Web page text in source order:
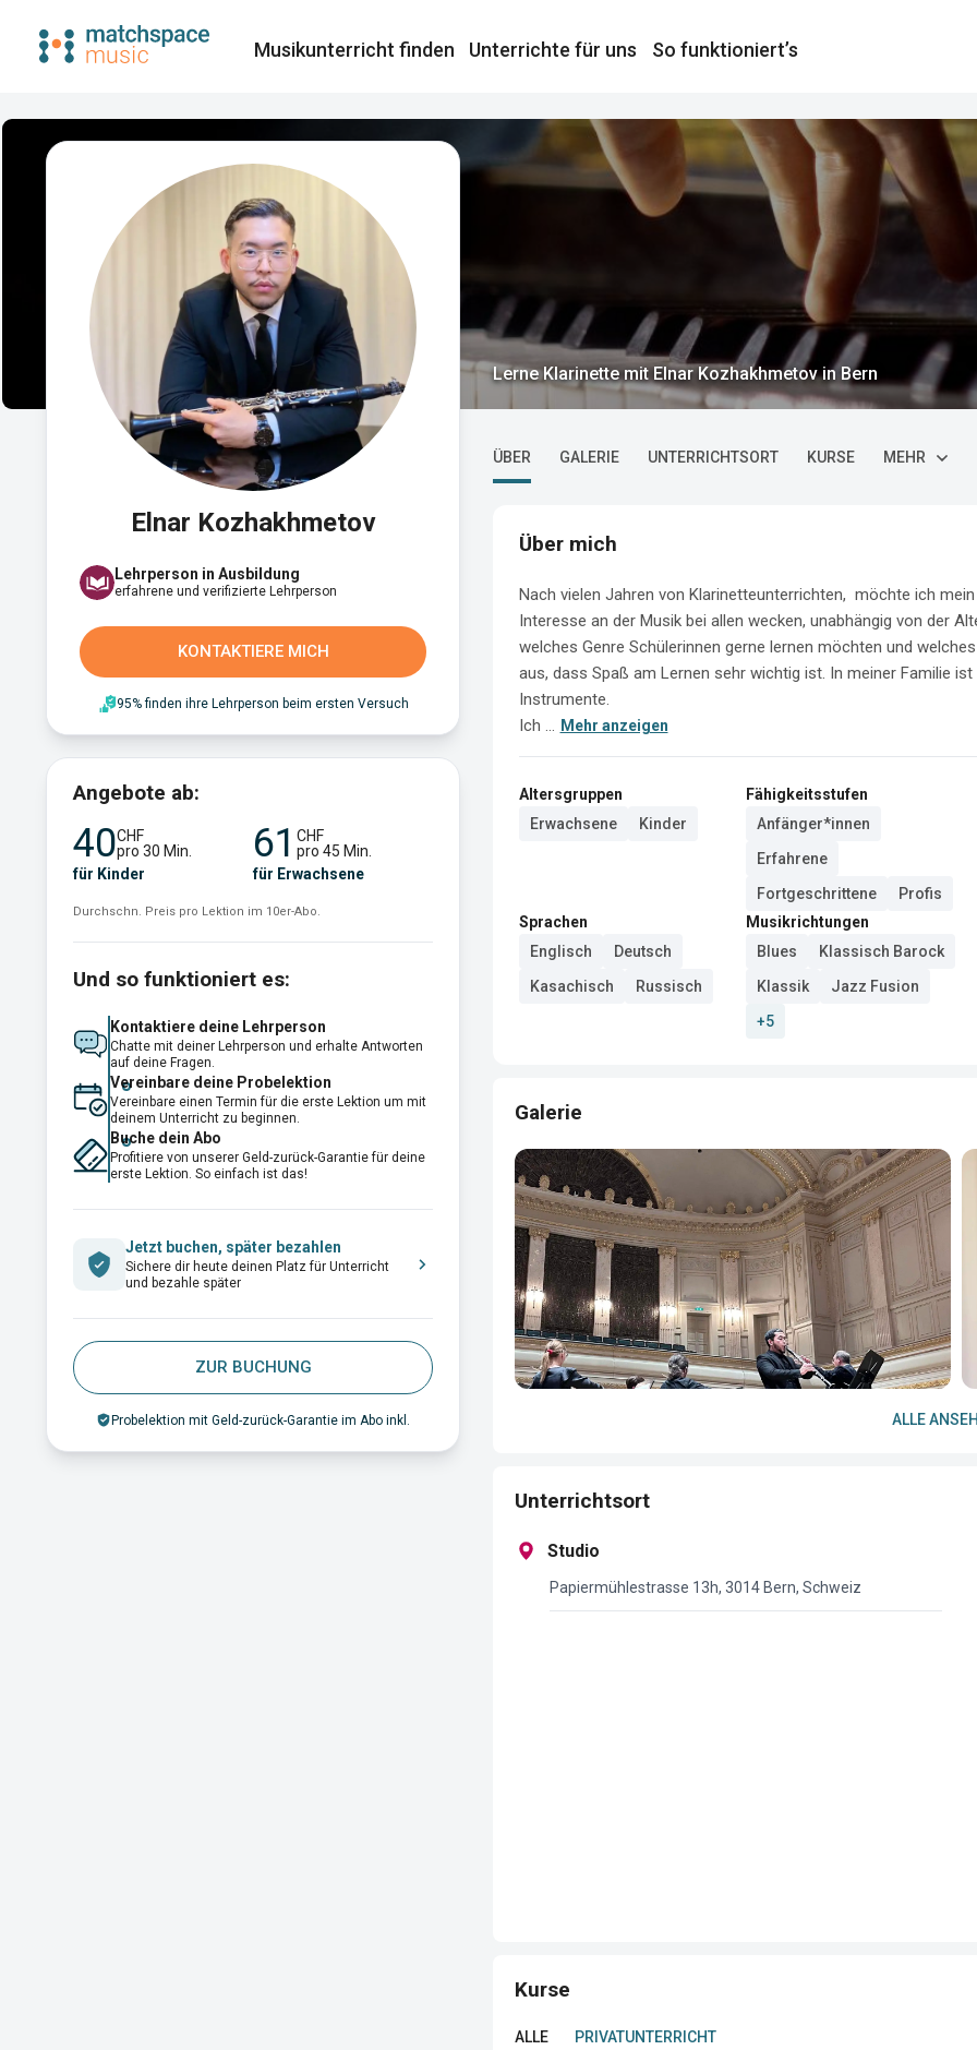
Musikunterricht finden​ Unterrichte für uns So funktioniert’s
Lerne Klarinette mit Elnar Kozhakhmetov in Bern
Elnar Kozhakhmetov
Lehrperson in Ausbildung
erfahrene und verifizierte Lehrperson
KONTAKTIERE MICH
95% finden ihre Lehrperson beim ersten Versuch
Angebote ab:
40CHF
pro 30 Min.
für Kinder
61 CHF
pro 45 Min.
für Erwachsene
Durchschn. Preis pro Lektion im 10er-Abo.
Und so funktioniert es:
Kontaktiere deine Lehrperson
Chatte mit deiner Lehrperson und erhalte Antworten
auf deine Fragen.
Vereinbare deine Probelektion
Vereinbare einen Termin für die erste Lektion um mit
deinem Unterricht zu beginnen.
Buche dein Abo
Profitiere von unserer Geld-zurück-Garantie für deine
erste Lektion. So einfach ist das!
Jetzt buchen, später bezahlen
Sichere dir heute deinen Platz für Unterricht
und bezahle später
ZUR BUCHUNG
Probelektion mit Geld-zurück-Garantie im Abo inkl.
ÜBER GALERIE UNTERRICHTSORT KURSE MEHR
Über mich
Nach vielen Jahren von Klarinetteunterrichten,  möchte ich
Interesse an der Musik bei allen wecken, unabhängig von der
welches Genre Schülerinnen gerne lernen möchten und
aus, dass Spaß am Lernen sehr wichtig ist. In meiner Familie
Instrumente.
Ich ...
Mehr anzeigen
Altersgruppen
Erwachsene
Kinder
Fähigkeitsstufen
Anfänger*innen
Erfahrene
Fortgeschrittene
Profis
Sprachen
Englisch
Deutsch
Kasachisch
Russisch
Musikrichtungen
Blues
Klassisch Barock
Klassik
Jazz Fusion
+5
Galerie
ALLE
Unterrichtsort
Studio
Papiermühlestrasse 13h, 3014 Bern, Schweiz
Kurse
ALLE PRIVATUNTERRICHT